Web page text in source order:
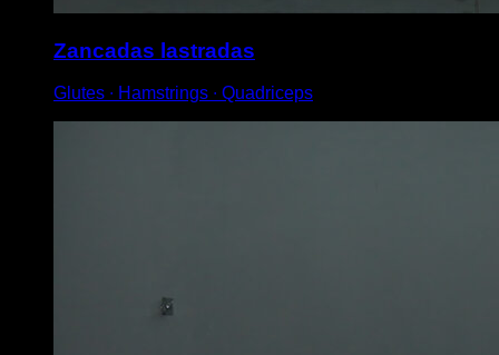
Zancadas lastradas
Glutes ∙ Hamstrings ∙ Quadriceps